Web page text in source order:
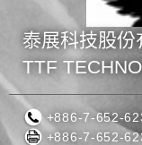
泰展科技股份
TTF
+886-7-652-
+886-7-652-